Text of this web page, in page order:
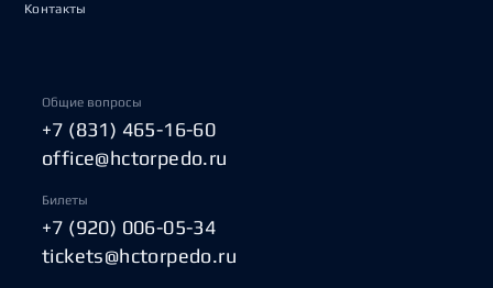
Контакты
Общие вопросы
+7 (831) 465-16-60
office@hctorpedo.ru
Билеты
+7 (920) 006-05-34
tickets@hctorpedo.ru